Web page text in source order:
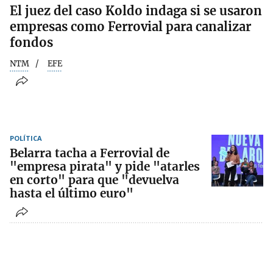
El juez del caso Koldo indaga si se usaron
empresas como Ferrovial para canalizar
fondos
NTM EFE
POLÍTICA
Belarra tacha a Ferrovial de
"empresa pirata" y pide "atarles
en corto" para que "devuelva
hasta el último euro"